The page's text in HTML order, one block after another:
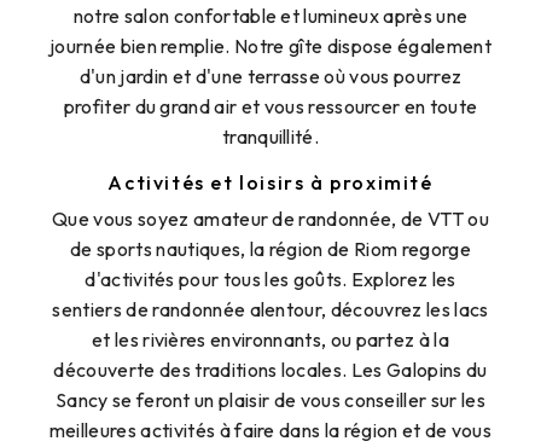
notre salon confortable et lumineux après une
journée bien remplie. Notre gîte dispose également
d'un jardin et d'une terrasse où vous pourrez
profiter du grand air et vous ressourcer en toute
tranquillité.
Activités et loisirs à proximité
Que vous soyez amateur de randonnée, de VTT ou
de sports nautiques, la région de Riom regorge
d'activités pour tous les goûts. Explorez les
sentiers de randonnée alentour, découvrez les lacs
et les rivières environnants, ou partez à la
découverte des traditions locales. Les Galopins du
Sancy se feront un plaisir de vous conseiller sur les
meilleures activités à faire dans la région et de vous